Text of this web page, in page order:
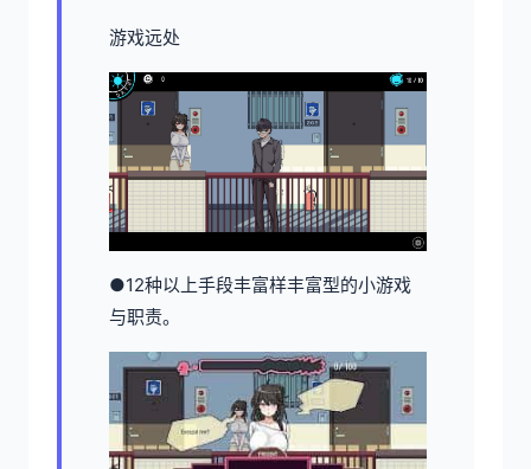
游戏远处
●12种以上手段丰富样丰富型的小游戏
与职责。